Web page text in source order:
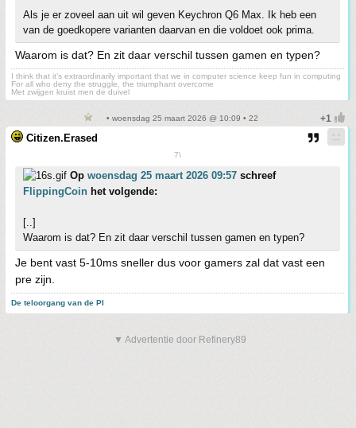
Als je er zoveel aan uit wil geven Keychron Q6 Max. Ik heb een
van de goedkopere varianten daarvan en die voldoet ook prima.
Waarom is dat? En zit daar verschil tussen gamen en typen?
I think that it’s extraordinarily important that we in computer science keep fun in computing
For all who deny the struggle, the triumphant overcome
Met zwijgen kruist men de duivel
• woensdag 25 maart 2026 @ 10:09 • 22
Citizen.Erased
7\
Op woensdag 25 maart 2026 09:57 schreef
FlippingCoin het volgende:
[..]
Waarom is dat? En zit daar verschil tussen gamen en typen?
Je bent vast 5-10ms sneller dus voor gamers zal dat vast een
pre zijn.
De teloorgang van de PI
▼ Advertentie door Refinery89